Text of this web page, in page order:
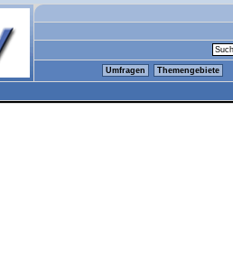
Umfragen Themengebiete